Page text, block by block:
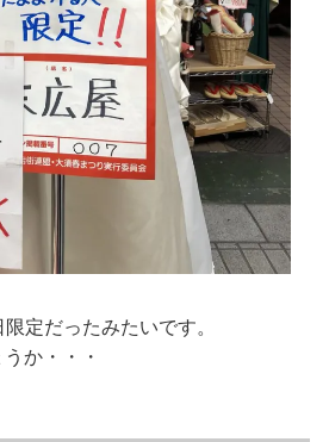
定だったみたいです。
か・・・